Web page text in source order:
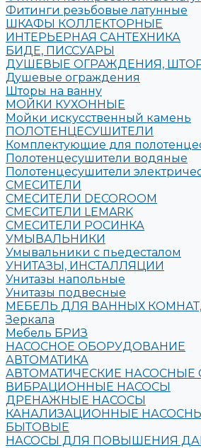
Фитинги резьбовые латунные
ШКАФЫ КОЛЛЕКТОРНЫЕ
ИНТЕРЬЕРНАЯ САНТЕХНИКА
БИДЕ, ПИССУАРЫ
ДУШЕВЫЕ ОГРАЖДЕНИЯ,
Душевые ограждения
Шторы на ванну
МОЙКИ КУХОННЫЕ
Мойки искусственный камень
ПОЛОТЕНЦЕСУШИТЕЛИ
Комплектующие для
Полотенцесушители водяные
Полотенцесушители
СМЕСИТЕЛИ
СМЕСИТЕЛИ DECOROOM
СМЕСИТЕЛИ LEMARK
СМЕСИТЕЛИ РОСИНКА
УМЫВАЛЬНИКИ
Умывальники с пьедесталом
УНИТАЗЫ, ИНСТАЛЛЯЦИИ
Унитазы напольные
Унитазы подвесные
МЕБЕЛЬ ДЛЯ ВАННЫХ
Зеркала
Мебель БРИЗ
НАСОСНОЕ ОБОРУДОВАНИЕ
АВТОМАТИКА
АВТОМАТИЧЕСКИЕ НАСОСНЫЕ
ВИБРАЦИОННЫЕ НАСОСЫ
ДРЕНАЖНЫЕ НАСОСЫ
КАНАЛИЗАЦИОННЫЕ
БЫТОВЫЕ
НАСОСЫ ДЛЯ ПОВЫШЕНИЯ